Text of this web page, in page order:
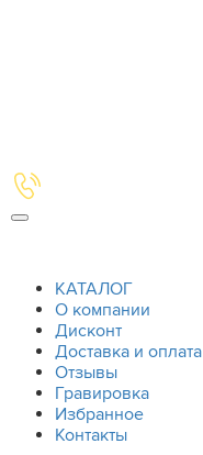
КАТАЛОГ
О компании
Дисконт
Доставка и оплата
Отзывы
Гравировка
Избранное
Контакты